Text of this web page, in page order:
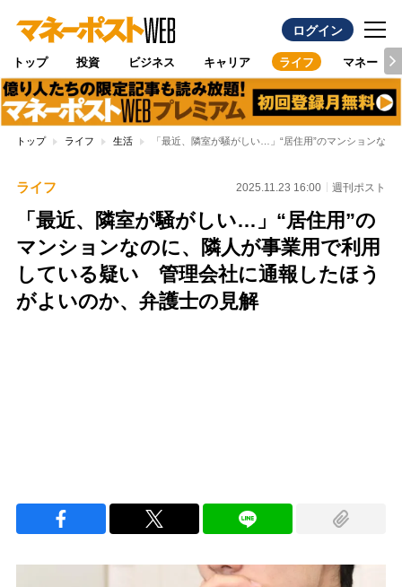
ログイン
トップ 投資 ビジネス キャリア ライフ マネー
トップ ライフ 生活 「最近、隣室が騒がしい…」“居住用”のマンションな
ライフ 2025.11.23 16:00 週刊ポスト
「最近、隣室が騒がしい…」“居住用”の
マンションなのに、隣人が事業用で利用
している疑い 管理会社に通報したほう
がよいのか、弁護士の見解